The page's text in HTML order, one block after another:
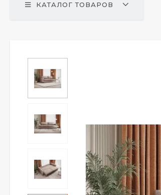
КАТАЛОГ ТОВАРОВ